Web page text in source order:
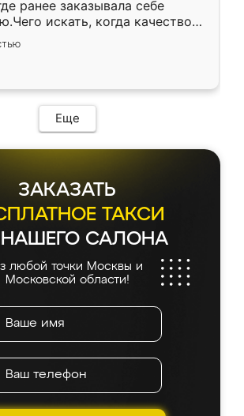
ранее заказывала себе
искать, когда качеством
Служит кухня уже почти
нет.
Еще
ЗАКАЗАТЬ
ТАКСИ
САЛОНА
любой точки Москвы и
Московской области!